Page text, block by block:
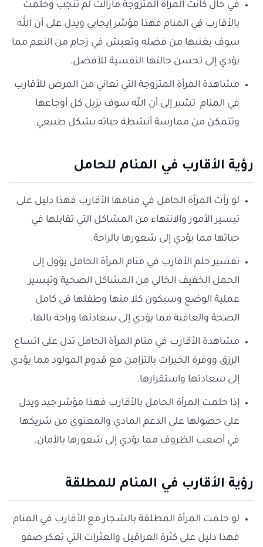
في حال كانت المرأة المتزوجة مازالت لم تنجب وحلمت
بالأقارب في المنام فهذا مؤشر إيجابي ويدل على أن الله
سوف يغنيها من فضله وتعيش في زحام من النعم مما
يؤدي إلى تحسن حالتها النفسية للأفضل.
مشاهدة المرأة المتزوجة التي تعاني من المرض للأقارب
في المنام تشير إلى أن الله سوف يزيل كل أوجاعها
وتتمكن من ممارسة أنشطة حياته بشكل طبيعي.
رؤية الأقارب في المنام للحامل
لو رأت المرأة الحامل في منامها الأقارب فهذا دليل على
تيسير الأمور والانتهاء من المشاكل التي تقابلها في
حياتها مما يؤدي إلى شعورها بالراحة.
تفسير حلم الأقارب في منام المرأة الحامل يؤول إلى
الحمل الخفيف الخالي من المشاكل الصحية وتيسير
عملية الوضع وسيكون كلا منها وطفلها في كامل
الصحة والعافية مما يؤدي إلى سعادتها وراحة بالها.
مشاهدة الأقارب في منام المرأة الحامل تدل على اتساع
الرزق ووفرة الخيرات بالتزامن مع قدوم المولود مما يؤدي
إلى سعادتها واستقرارها.
إذا حلمت المرأة الحامل بالأقارب فهذا مؤشر جيد ويدل
على حصولها على الدعم المادي والمعنوي من شريكها
في أصعب الظروف مما يؤدي إلى شعورها بالأمان.
رؤية الأقارب في المنام للمطلقة
لو حلمت المرأة المطلقة بالشجار مع الأقارب في المنام
فهذا دليل على كثرة العراقيل والعثرات التي تعكر صفو